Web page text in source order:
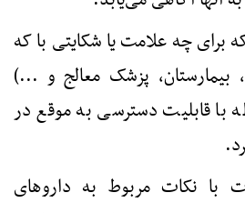
برای چه علامت یا شکایتی با که
بیمارستان، پزشک معالج و ...)
با قابلیت دسترسی به موقع در
با نکات مربوط به داروهای